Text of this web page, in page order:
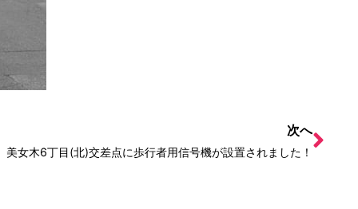
次へ
美女木6丁目(北)交差点に歩行者用信号機が設置されました！